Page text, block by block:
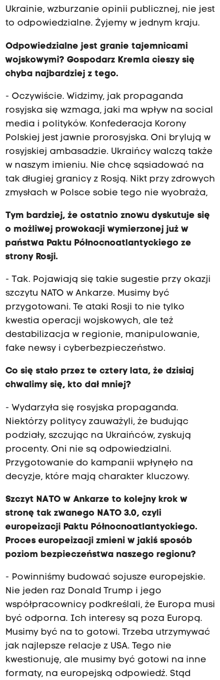
Ukrainie, wzburzanie opinii publicznej, nie jest
to odpowiedzialne. Żyjemy w jednym kraju.
Odpowiedzialne jest granie tajemnicami
wojskowymi? Gospodarz Kremla cieszy się
chyba najbardziej z tego.
- Oczywiście. Widzimy, jak propaganda
rosyjska się wzmaga, jaki ma wpływ na social
media i polityków. Konfederacja Korony
Polskiej jest jawnie prorosyjska. Oni brylują w
rosyjskiej ambasadzie. Ukraińcy walczą także
w naszym imieniu. Nie chcę sąsiadować na
tak długiej granicy z Rosją. Nikt przy zdrowych
zmysłach w Polsce sobie tego nie wyobraża,
Tym bardziej, że ostatnio znowu dyskutuje się
o możliwej prowokacji wymierzonej już w
państwa Paktu Północnoatlantyckiego ze
strony Rosji.
- Tak. Pojawiają się takie sugestie przy okazji
szczytu NATO w Ankarze. Musimy być
przygotowani. Te ataki Rosji to nie tylko
kwestia operacji wojskowych, ale też
destabilizacja w regionie, manipulowanie,
fake newsy i cyberbezpieczeństwo.
Co się stało przez te cztery lata, że dzisiaj
chwalimy się, kto dał mniej?
- Wydarzyła się rosyjska propaganda.
Niektórzy politycy zauważyli, że budując
podziały, szczując na Ukraińców, zyskują
procenty. Oni nie są odpowiedzialni.
Przygotowanie do kampanii wpłynęło na
decyzje, które mają charakter kluczowy.
Szczyt NATO w Ankarze to kolejny krok w
stronę tak zwanego NATO 3.0, czyli
europeizacji Paktu Północnoatlantyckiego.
Proces europeizacji zmieni w jakiś sposób
poziom bezpieczeństwa naszego regionu?
- Powinniśmy budować sojusze europejskie.
Nie jeden raz Donald Trump i jego
współpracownicy podkreślali, że Europa musi
być odporna. Ich interesy są poza Europą.
Musimy być na to gotowi. Trzeba utrzymywać
jak najlepsze relacje z USA. Tego nie
kwestionuję, ale musimy być gotowi na inne
formaty, na europejską odpowiedź. Stąd